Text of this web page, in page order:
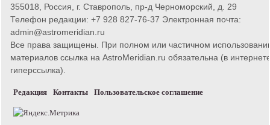
355018, Россия, г. Ставрополь, пр-д Черноморский, д. 29
Телефон редакции: +7 928 827-76-37 Электронная почта:
admin@astromeridian.ru
Все права защищены. При полном или частичном
материалов ссылка на AstroMeridian.ru обязательна (в
гиперссылка).
Редакция Контакты Пользовательское соглашение